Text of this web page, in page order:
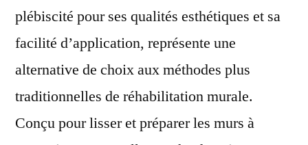
plébiscité pour ses qualités esthétiques et sa
facilité d’application, représente une
alternative de choix aux méthodes plus
traditionnelles de réhabilitation murale.
Conçu pour lisser et préparer les murs à